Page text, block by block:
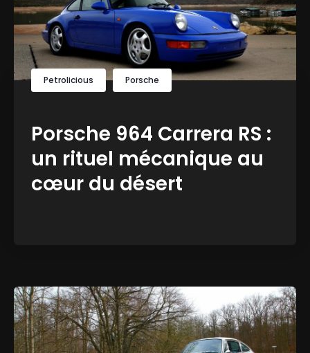
Petrolicious Porsche
Porsche 964 Carrera RS :
un rituel mécanique au
cœur du désert